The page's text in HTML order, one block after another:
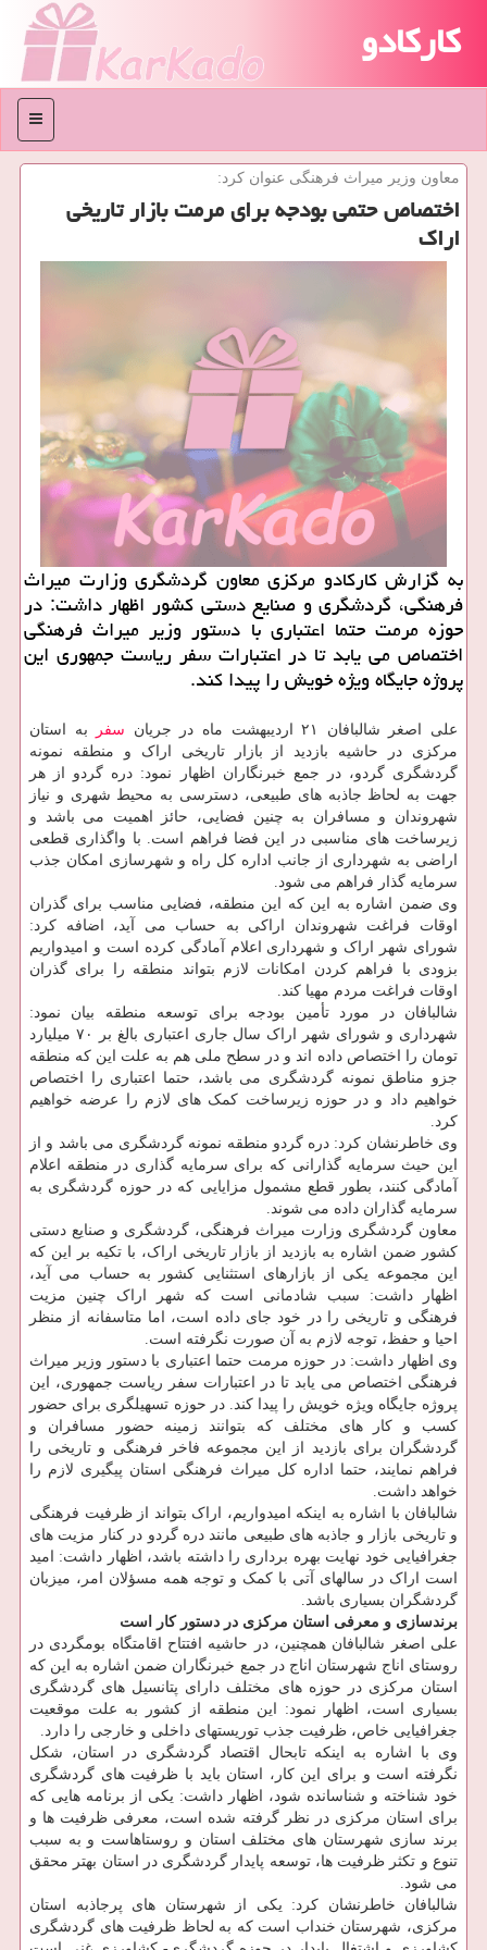
کارکادو
منو
معاون وزیر میراث فرهنگی عنوان كرد:
اختصاص حتمی بودجه برای مرمت بازار تاریخی
اراک
به گزارش کارکادو مرکزی معاون گردشگری وزارت میراث
فرهنگی، گردشگری و صنایع دستی کشور اظهار داشت: در
حوزه مرمت حتما اعتباری با دستور وزیر میراث فرهنگی
اختصاص می یابد تا در اعتبارات سفر ریاست جمهوری این
پروژه جایگاه ویژه خویش را پیدا کند.
علی اصغر شالبافان ۲۱ اردیبهشت ماه در جریان سفر
به استان
مرکزی در حاشیه بازدید از بازار تاریخی اراک و منطقه نمونه
گردشگری گردو، در جمع خبرنگاران اظهار نمود: دره گردو از هر
جهت به لحاظ جاذبه های طبیعی، دسترسی به محیط شهری و نیاز
شهروندان و مسافران به چنین فضایی، حائز اهمیت می باشد و
زیرساخت های مناسبی در این فضا فراهم است. با واگذاری قطعی
اراضی به شهرداری از جانب اداره کل راه و شهرسازی امکان جذب
سرمایه گذار فراهم می شود.
وی ضمن اشاره به این که این منطقه، فضایی مناسب برای گذران
اوقات فراغت شهروندان اراکی به حساب می آید، اضافه کرد:
شورای شهر اراک و شهرداری اعلام آمادگی کرده است و امیدواریم
بزودی با فراهم کردن امکانات لازم بتواند منطقه را برای گذران
اوقات فراغت مردم مهیا کند.
شالبافان در مورد تأمین بودجه برای توسعه منطقه بیان نمود:
شهرداری و شورای شهر اراک سال جاری اعتباری بالغ بر ۷۰ میلیارد
تومان را اختصاص داده اند و در سطح ملی هم به علت این که منطقه
جزو مناطق نمونه گردشگری می باشد، حتما اعتباری را اختصاص
خواهیم داد و در حوزه زیرساخت کمک های لازم را عرضه خواهیم
کرد.
وی خاطرنشان کرد: دره گردو منطقه نمونه گردشگری می باشد و از
این حیث سرمایه گذارانی که برای سرمایه گذاری در منطقه اعلام
آمادگی کنند، بطور قطع مشمول مزایایی که در حوزه گردشگری به
سرمایه گذاران داده می شوند.
معاون گردشگری وزارت میراث فرهنگی، گردشگری و صنایع دستی
کشور ضمن اشاره به بازدید از بازار تاریخی اراک، با تکیه بر این که
این مجموعه یکی از بازارهای استثنایی کشور به حساب می آید،
اظهار داشت: سبب شادمانی است که شهر اراک چنین مزیت
فرهنگی و تاریخی را در خود جای داده است، اما متاسفانه از منظر
احیا و حفظ، توجه لازم به آن صورت نگرفته است.
وی اظهار داشت: در حوزه مرمت حتما اعتباری با دستور وزیر میراث
فرهنگی اختصاص می یابد تا در اعتبارات سفر ریاست جمهوری، این
پروژه جایگاه ویژه خویش را پیدا کند. در حوزه تسهیلگری برای حضور
کسب و کار های مختلف که بتوانند زمینه حضور مسافران و
گردشگران برای بازدید از این مجموعه فاخر فرهنگی و تاریخی را
فراهم نمایند، حتما اداره کل میراث فرهنگی استان پیگیری لازم را
خواهد داشت.
شالبافان با اشاره به اینکه امیدواریم، اراک بتواند از ظرفیت فرهنگی
و تاریخی بازار و جاذبه های طبیعی مانند دره گردو در کنار مزیت های
جغرافیایی خود نهایت بهره برداری را داشته باشد، اظهار داشت: امید
است اراک در سالهای آتی با کمک و توجه همه مسؤلان امر، میزبان
گردشگران بسیاری باشد.
برندسازی و معرفی استان مرکزی در دستور کار است
علی اصغر شالبافان همچنین، در حاشیه افتتاح اقامتگاه بومگردی در
روستای اناج شهرستان اناج در جمع خبرنگاران ضمن اشاره به این که
استان مرکزی در حوزه های مختلف دارای پتانسیل های گردشگری
بسیاری است، اظهار نمود: این منطقه از کشور به علت موقعیت
جغرافیایی خاص، ظرفیت جذب توریستهای داخلی و خارجی را دارد.
وی با اشاره به اینکه تابحال اقتصاد گردشگری در استان، شکل
نگرفته است و برای این کار، استان باید با ظرفیت های گردشگری
خود شناخته و شناسانده شود، اظهار داشت: یکی از برنامه هایی که
برای استان مرکزی در نظر گرفته شده است، معرفی ظرفیت ها و
برند سازی شهرستان های مختلف استان و روستاهاست و به سبب
تنوع و تکثر ظرفیت ها، توسعه پایدار گردشگری در استان بهتر محقق
می شود.
شالبافان خاطرنشان کرد: یکی از شهرستان های پرجاذبه استان
مرکزی، شهرستان خنداب است که به لحاظ ظرفیت های گردشگری